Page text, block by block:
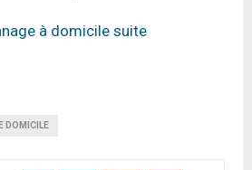
à domicile suite
DOMICILE